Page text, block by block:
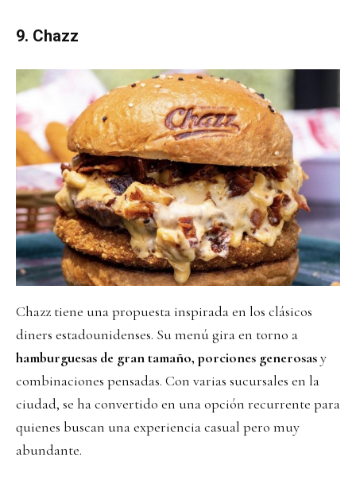
9. Chazz
Chazz tiene una propuesta inspirada en los clásicos
diners estadounidenses. Su menú gira en torno a
hamburguesas de gran tamaño, porciones generosasy
combinaciones pensadas. Con varias sucursales en la
ciudad, se ha convertido en una opción recurrente para
quienes buscan una experiencia casual pero muy
abundante.